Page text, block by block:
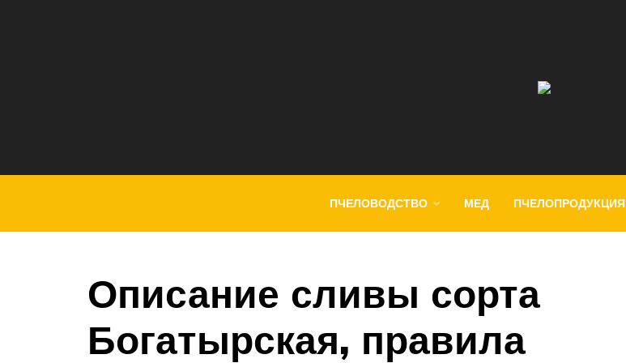
ПЧЕЛОВОДСТВО МЕД ПЧЕЛОПРОДУКЦИЯ
Описание сливы сорта
Богатырская, правила